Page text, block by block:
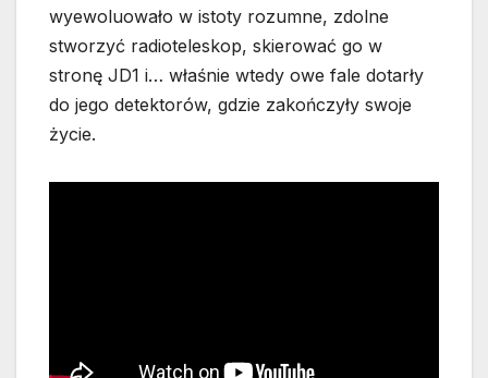
wyewoluowało w istoty rozumne, zdolne
stworzyć radioteleskop, skierować go w
stronę JD1 i… właśnie wtedy owe fale dotarły
do jego detektorów, gdzie zakończyły swoje
życie.